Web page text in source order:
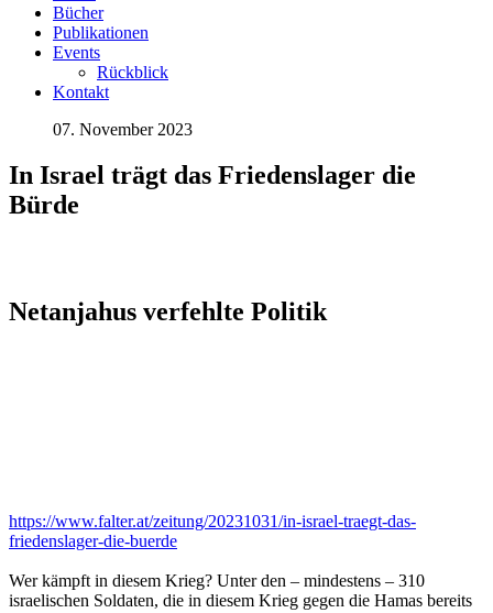
Bücher
Publikationen
Events
Rückblick
Kontakt
07. November 2023
In Israel trägt das Friedenslager die
Bürde
Netanjahus verfehlte Politik
https://www.falter.at/zeitung/20231031/in-israel-traegt-das-
friedenslager-die-buerde
Wer kämpft in diesem Krieg? Unter den – mindestens – 310
israelischen Soldaten, die in diesem Krieg gegen die Hamas bereits